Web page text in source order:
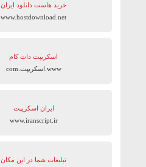
خرید هاست دانلود ایران
www.hostdownload.net
اسکریپت دات کام
www.اسکریپت.com
ایران اسکریپت
www.iranscript.ir
تبلیغات شما در این مکان